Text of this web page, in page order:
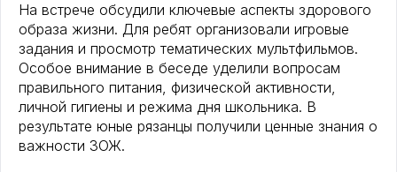
На встрече обсудили ключевые аспекты здорового
образа жизни. Для ребят организовали игровые
задания и просмотр тематических мультфильмов.
Особое внимание в беседе уделили вопросам
правильного питания, физической активности,
личной гигиены и режима дня школьника. В
результате юные рязанцы получили ценные знания о
важности ЗОЖ.